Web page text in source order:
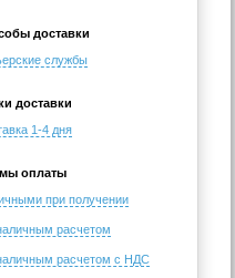
доставки
службы
доставки
1-4 дня
оплаты
при получении
расчетом
расчетом с НДС